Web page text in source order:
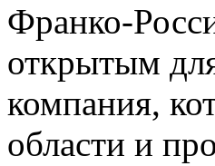
Франко-
открытым
компания,
области и